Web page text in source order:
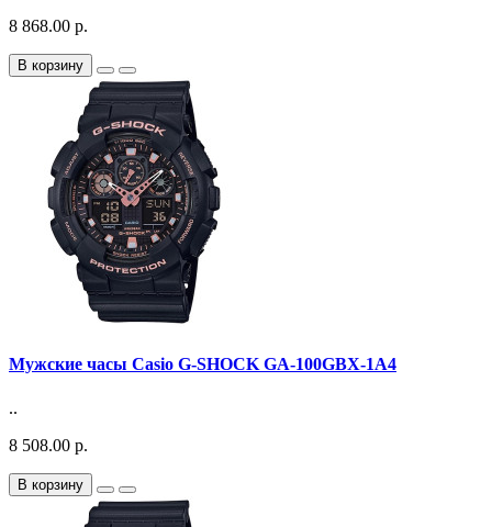
8 868.00 р.
В корзину
Мужские часы Casio G-SHOCK GA-100GBX-1A4
..
8 508.00 р.
В корзину